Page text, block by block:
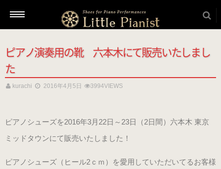
新着情報
本番用（ヒール高2cm）
ピアノ演奏用の靴 六本木にて販売いたしまし
た
kurachi 2016年4月5日 3994VIEWS
ピアノシューズを2016年3月22日～23日（2日間）六本木 東京
ミッドタウンにて販売いたしました！
ピアノシューズ（ヒール2ｃｍ）を愛用していただいてるお客様